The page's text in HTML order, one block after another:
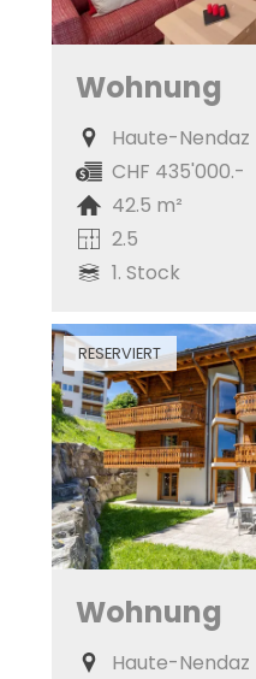
Wohnung
Haute-Nendaz
CHF 435'000.-
42.5 m²
2.5
1. Stock
RESERVIERT
Wohnung
Haute-Nendaz